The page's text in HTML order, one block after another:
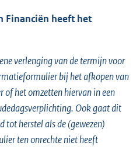
e
5
K
b
Financiën heeft het
verlenging van de termijn voor
bij het afkopen van
of het omzetten hiervan in een
Ook gaat dit
herstel als de (gewezen)
ten onrechte niet heeft